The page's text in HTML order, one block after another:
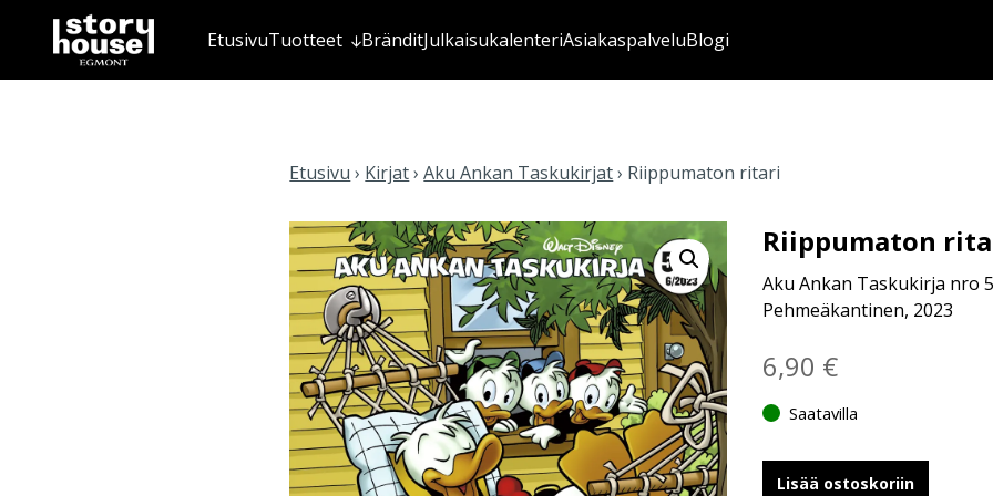
EtusivuTuotteet BränditJulkaisukalenteriAsiakaspalveluBlogi
Etusivu › Kirjat›Aku Ankan Taskukirjat› Riippumaton ritari
Riippumaton
Aku Ankan Taskukirja nro
Pehmeäkantinen, 2023
6,90 €
Saatavilla
Lisää ostoskoriin